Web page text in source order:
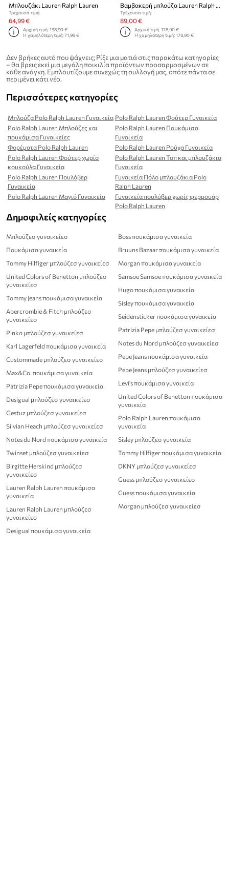
Μπλουζάκι Lauren Ralph Lauren
Τρέχουσα τιμή:
64,99 €
Αρχική τιμή:138,90 €
Η χαμηλότερη τιμή:71,99 €
Τρέχουσα τιμή:
89,00 €
Αρχική τιμή:178,90 €
Η χαμηλότερη τιμή:178,90 €
Δεν βρήκες αυτό που ψάχνεις; Ρίξε μια ματιά στις παρακάτω κατηγορίες
– θα βρεις εκεί μια μεγάλη ποικιλία προϊόντων προσαρμοσμένων σε
κάθε ανάγκη. Εμπλουτίζουμε συνεχώς τη συλλογή μας, οπότε πάντα σε
περιμένει κάτι νέο.
Περισσότερες κατηγορίες
Μπλούζα Polo Ralph Lauren Γυναικεία Polo Ralph Lauren Φούτερ Γυναικεία
Polo Ralph Lauren Μπλούζες και
πουκάμισα Γυναικείες
Polo Ralph Lauren Πουκάμισα
Γυναικεία
Φορέματα Polo Ralph Lauren
Polo Ralph Lauren Ρούχα Γυναικεία
Polo Ralph Lauren Φούτερ χωρίσ
κουκούλα Γυναικεία
Polo Ralph Lauren Τοπ και μπλουζάκια
Γυναικεία
Polo Ralph Lauren Πουλόβερ
Γυναικεία
Γυναικεία Πόλο μπλουζάκια Polo
Ralph Lauren
Polo Ralph Lauren Μαγιό Γυναικεία
Γυναικεία πουλόβερ χωρίς φερμουάρ
Polo Ralph Lauren
Δημοφιλείς κατηγορίες
Μπλούζεσ γυναικείεσ
Πουκάμισα γυναικεία
Tommy Hilfiger μπλούζεσ γυναικείεσ
United Colors of Benetton μπλούζεσ
γυναικείεσ
Tommy Jeans πουκάμισα γυναικεία
Abercrombie & Fitch μπλούζεσ
γυναικείεσ
Pinko μπλούζεσ γυναικείεσ
Karl Lagerfeld πουκάμισα γυναικεία
Custommade μπλούζεσ γυναικείεσ
Max&Co. πουκάμισα γυναικεία
Patrizia Pepe πουκάμισα γυναικεία
Desigual μπλούζεσ γυναικείεσ
Gestuz μπλούζεσ γυναικείεσ
Silvian Heach μπλούζεσ γυναικείεσ
Notes du Nord πουκάμισα γυναικεία
Twinset μπλούζεσ γυναικείεσ
Birgitte Herskind μπλούζεσ
γυναικείεσ
Lauren Ralph Lauren πουκάμισα
γυναικεία
Lauren Ralph Lauren μπλούζεσ
γυναικείεσ
Desigual πουκάμισα γυναικεία
Boss πουκάμισα γυναικεία
Bruuns Bazaar πουκάμισα γυναικεία
Morgan πουκάμισα γυναικεία
Samsoe Samsoe πουκάμισα γυναικεία
Hugo πουκάμισα γυναικεία
Sisley πουκάμισα γυναικεία
Seidensticker πουκάμισα γυναικεία
Patrizia Pepe μπλούζεσ γυναικείεσ
Notes du Nord μπλούζεσ γυναικείεσ
Pepe Jeans πουκάμισα γυναικεία
Pepe Jeans μπλούζεσ γυναικείεσ
Levi's πουκάμισα γυναικεία
United Colors of Benetton πουκάμισα
γυναικεία
Polo Ralph Lauren πουκάμισα
γυναικεία
Sisley μπλούζεσ γυναικεία
Tommy Hilfiger πουκάμισα γυναικεία
DKNY μπλούζεσ γυναικείεσ
Guess μπλούζεσ γυναικείεσ
Guess πουκάμισα γυναικεία
Morgan μπλούζεσ γυναικείεσ